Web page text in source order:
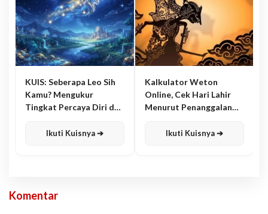
KUIS: Seberapa Leo Sih
Kamu? Mengukur
Tingkat Percaya Diri dan
Ikuti Kuisnya ➔
Kalkulator Weton
Online, Cek Hari Lahir
Menurut Penanggalan
Ikuti Kuisnya ➔
Komentar